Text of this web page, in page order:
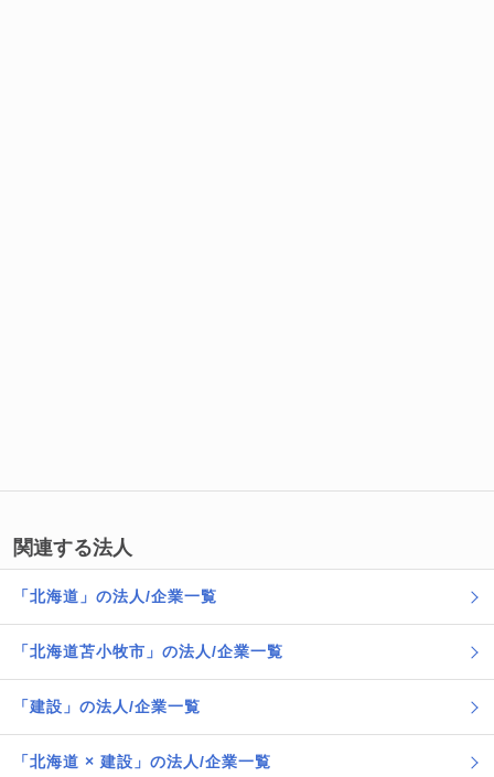
関連する法人
「北海道」の法人/企業一覧
「北海道苫小牧市」の法人/企業一覧
「建設」の法人/企業一覧
「北海道 × 建設」の法人/企業一覧